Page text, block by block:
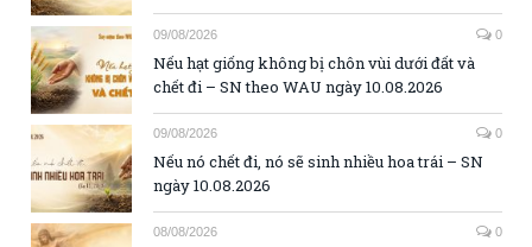
09/08/2026 0
Nếu hạt giống không bị chôn vùi dưới đất và
chết đi – SN theo WAU ngày 10.08.2026
09/08/2026 0
Nếu nó chết đi, nó sẽ sinh nhiều hoa trái – SN
ngày 10.08.2026
08/08/2026 0